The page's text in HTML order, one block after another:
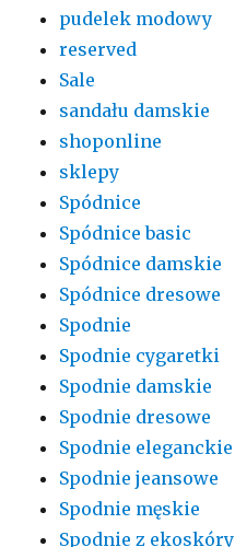
pudelek modowy
reserved
Sale
sandału damskie
shoponline
sklepy
Spódnice
Spódnice basic
Spódnice damskie
Spódnice dresowe
Spodnie
Spodnie cygaretki
Spodnie damskie
Spodnie dresowe
Spodnie eleganckie
Spodnie jeansowe
Spodnie męskie
Spodnie z ekoskóry